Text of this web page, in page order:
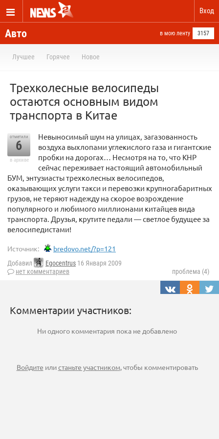
Вход
Авто в мою ленту 3157
Лучшее Горячее Новое
Трехколесные велосипеды
остаются основным видом
транспорта в Китае
отметили
6
в архиве
Невыносимый шум на улицах, загазованность
воздуха выхлопами углекислого газа и гигантские
пробки на дорогах… Несмотря на то, что КНР
сейчас переживает настоящий автомобильный
БУМ, энтузиасты трехколесных велосипедов,
оказывающих услуги такси и перевозки крупногабаритных
грузов, не теряют надежду на скорое возрождение
популярного и любимого миллионами китайцев вида
транспорта. Друзья, крутите педали — светлое будущее за
велосипедистами!
Источник: bredovo.net/?p=121
Добавил Egocentrus 16 Января 2009
нет комментариев
проблема (4)
Комментарии участников:
Ни одного комментария пока не добавлено
Войдите илистаньте участником, чтобы комментировать